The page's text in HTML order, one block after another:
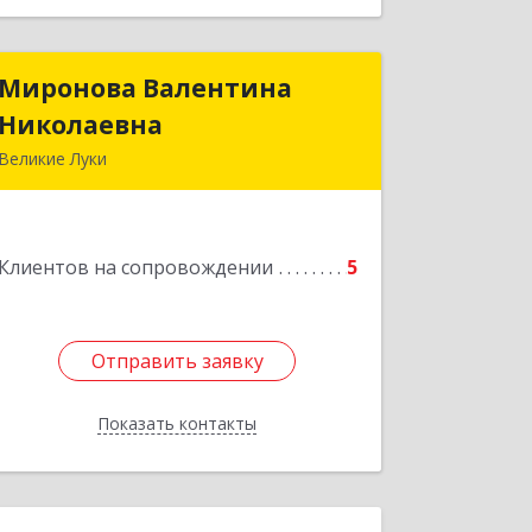
Миронова Валентина
Николаевна
Великие Луки
Клиентов на сопровождении 5
Отправить заявку
Показать контакты
Миронова Валентина
Отправить заявку
Назад